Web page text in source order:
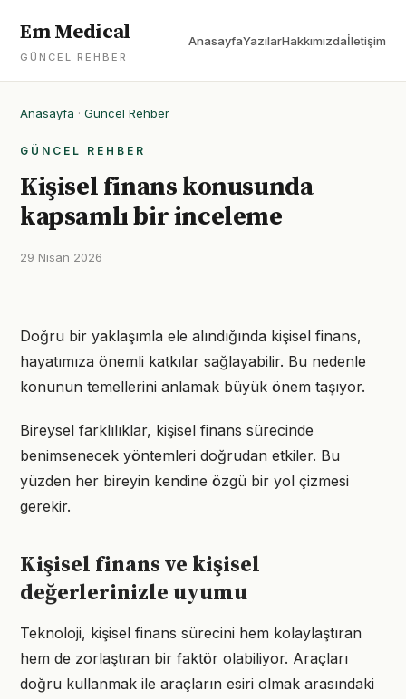
Em Medical
GÜNCEL REHBER
AnasayfaYazılarHakkımızdaİletişim
Anasayfa · Güncel Rehber
GÜNCEL REHBER
Kişisel finans konusunda
kapsamlı bir inceleme
29 Nisan 2026
Doğru bir yaklaşımla ele alındığında kişisel finans,
hayatımıza önemli katkılar sağlayabilir. Bu nedenle
konunun temellerini anlamak büyük önem taşıyor.
Bireysel farklılıklar, kişisel finans sürecinde
benimsenecek yöntemleri doğrudan etkiler. Bu
yüzden her bireyin kendine özgü bir yol çizmesi
gerekir.
Kişisel finans ve kişisel
değerlerinizle uyumu
Teknoloji, kişisel finans sürecini hem kolaylaştıran
hem de zorlaştıran bir faktör olabiliyor. Araçları
doğru kullanmak ile araçların esiri olmak arasındaki